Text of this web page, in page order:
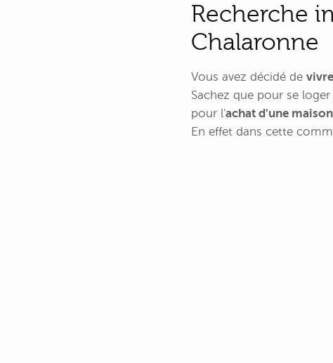
Recherche
Chalaronne
Vous avez décidé de
Sachez que pour se
pour l'achat d'une maison
En effet dans cette